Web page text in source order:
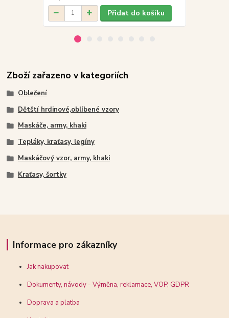
Přidat do košíku
Zboží zařazeno v kategoriích
Oblečení
Dětští hrdinové,oblíbené vzory
Maskáče, army, khaki
Tepláky, kraťasy, legíny
Maskáčový vzor, army, khaki
Kraťasy, šortky
Informace pro zákazníky
Jak nakupovat
Dokumenty, návody - Výměna, reklamace, VOP, GDPR
Doprava a platba